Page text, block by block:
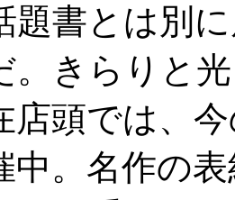
題書とは別
。きらりと
店頭では、
中。名作の